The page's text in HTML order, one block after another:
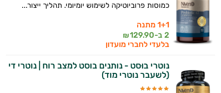
כמוסות פרוביוטיקה לשימוש יומיומי. תהליך ייצור...
1+1 מתנה
2 ב-
129.90
₪
בלעדי לחברי מועדון
נוטרי בוּסט - נותנים בוסט למצב רוח | נוטרי די
(לשעבר נוטרי מוד)